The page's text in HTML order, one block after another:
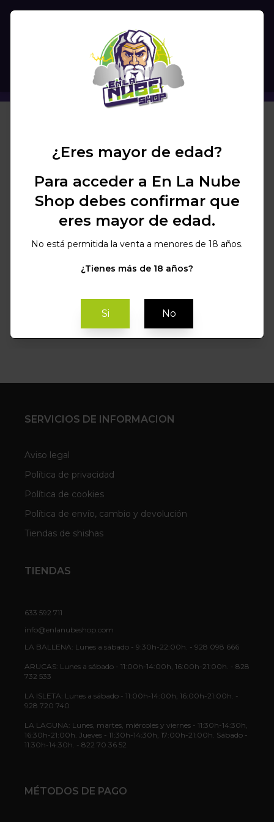
No se encuentran
productos en la marca
seleccionada
SERVICIOS DE INFORMACION
Aviso legal
Política de privacidad
Política de cookies
Política de envío, cambio y devolución
Tiendas de shishas
TIENDAS
633 592 711
info@enlanubeshop.com
LA BALLENA: Lunes a sábado - 9:30h-22:00h. - 928 098 666
ARUCAS: Lunes a sábado - 11:00h-14:00h, 16:00h-21:00h. - 828
732 533
LA ISLETA: Lunes a sábado - 11:00h-14:00h, 16:00h-21:00h. -
928 720 740
LA LAGUNA: Lunes, martes, miércoles y viernes - 11:30h-14:30h,
16:30h-21:00h. Jueves - 11:30h-14:30h, 17:00h-21:00h. Sábado -
11:30h-14:30h. - 822 70 36 52
MÉTODOS DE PAGO
¿Eres mayor de edad?
Para acceder a En La Nube
Shop debes confirmar que
eres mayor de edad.
No está permitida la venta a menores de 18 años.
¿Tienes más de 18 años?
Si No